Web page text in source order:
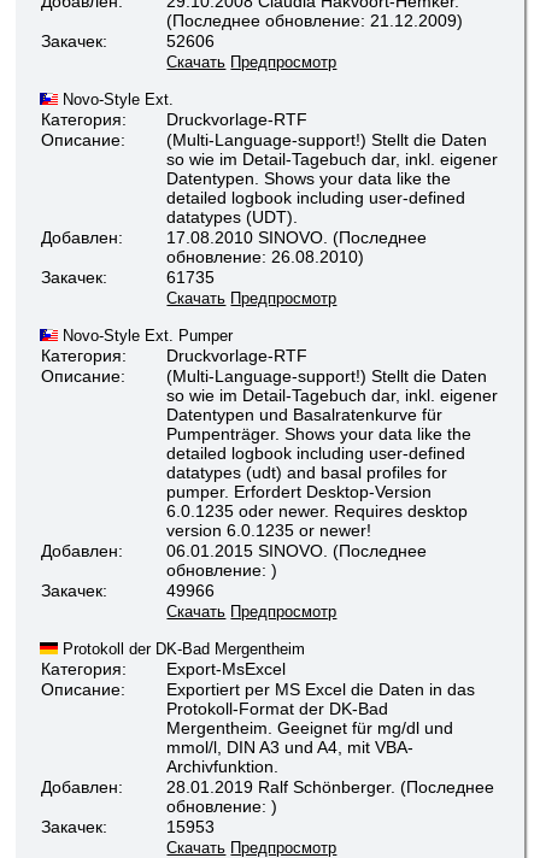
(Последнее обновление: 21.12.2009)
Закачек:
52606
Скачать Предпросмотр
Novo-Style Ext.
Категория:
Druckvorlage-RTF
Описание:
(Multi-Language-support!) Stellt die Daten
so wie im Detail-Tagebuch dar, inkl. eigener
Datentypen. Shows your data like the
detailed logbook including user-defined
datatypes (UDT).
Добавлен:
17.08.2010 SINOVO. (Последнее
обновление: 26.08.2010)
Закачек:
61735
Скачать Предпросмотр
Novo-Style Ext. Pumper
Категория:
Druckvorlage-RTF
Описание:
(Multi-Language-support!) Stellt die Daten
so wie im Detail-Tagebuch dar, inkl. eigener
Datentypen und Basalratenkurve für
Pumpenträger. Shows your data like the
detailed logbook including user-defined
datatypes (udt) and basal profiles for
pumper. Erfordert Desktop-Version
6.0.1235 oder newer. Requires desktop
version 6.0.1235 or newer!
Добавлен:
06.01.2015 SINOVO. (Последнее
обновление: )
Закачек:
49966
Скачать Предпросмотр
Protokoll der DK-Bad Mergentheim
Категория:
Export-MsExcel
Описание:
Exportiert per MS Excel die Daten in das
Protokoll-Format der DK-Bad
Mergentheim. Geeignet für mg/dl und
mmol/l, DIN A3 und A4, mit VBA-
Archivfunktion.
Добавлен:
28.01.2019 Ralf Schönberger. (Последнее
обновление: )
Закачек:
15953
Скачать Предпросмотр